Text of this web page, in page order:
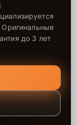
Оригинальные
до 3 лет